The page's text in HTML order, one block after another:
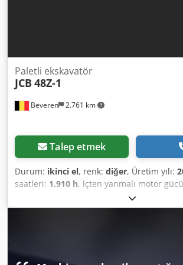
Beveren 2.761 km
Paletli ekskavatör
JCB 48Z-1
Talep etmek
Durum: ikinci el, renk: diğer, Üretim yılı:
saatleri: 1.910 h, İçten yanmalı motor
Azami yüklü ağırlık (GVW): 4.662 kg Motor
CE işareti: evet Seri numarası:
Makineler Chodew H Abqopfx Afwja Satın
çeşitli makineler için web sitemizi
zaman telefonla arayabilir veya e-posta